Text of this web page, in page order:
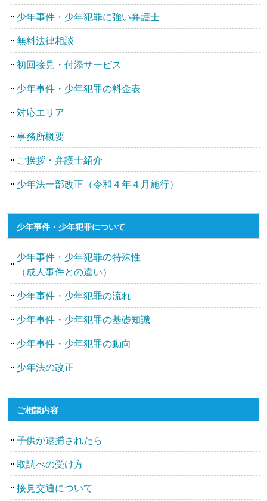
少年事件・少年犯罪に強い弁護士
無料法律相談
初回接見・付添サービス
少年事件・少年犯罪の料金表
対応エリア
事務所概要
ご挨拶・弁護士紹介
少年法一部改正（令和４年４月施行）
少年事件・少年犯罪について
少年事件・少年犯罪の特殊性
（成人事件との違い）
少年事件・少年犯罪の流れ
少年事件・少年犯罪の基礎知識
少年事件・少年犯罪の動向
少年法の改正
ご相談内容
子供が逮捕されたら
取調べの受け方
接見交通について